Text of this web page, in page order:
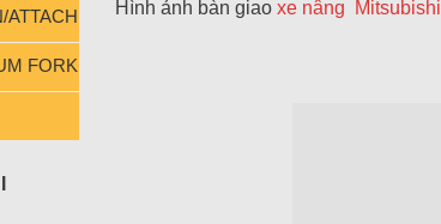
FORKLIFT
FORKLIFT
Hình ảnh bàn giao xe nâng Mitsubishi